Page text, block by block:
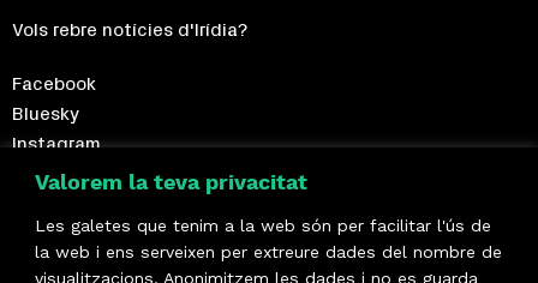
Valorem la teva privacitat
Les galetes que tenim a la web són per facilitar l'ús de
la web i ens serveixen per extreure dades del nombre de
visualitzacions. Anonimitzem les dades i no es guarda
Vols rebre notícies d'Irídia?
Facebook
Bluesky
Instagram
Telegram
Fes-te sòcia!